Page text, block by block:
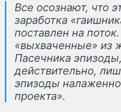
Все осознают, что
заработка
поставлен на
«выхваченные» из
Пасечника эпизоды,
действительно,
эпизоды
проекта».